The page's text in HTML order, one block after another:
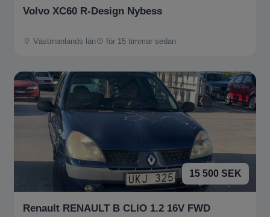
Volvo XC60 R-Design Nybess
Västmanlands län för 15 timmar sedan
15 500 SEK
Renault RENAULT B CLIO 1.2 16V FWD